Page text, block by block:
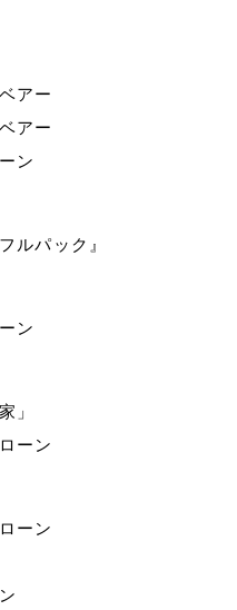
アー
アー
ン
ルパック』
ン
」
ーン
ーン